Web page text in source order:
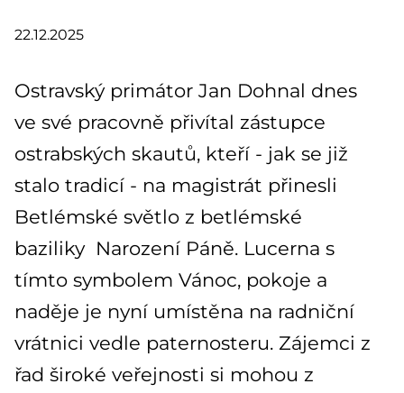
22.12.2025
Ostravský primátor Jan Dohnal dnes
ve své pracovně přivítal zástupce
ostrabských skautů, kteří - jak se již
stalo tradicí - na magistrát přinesli
Betlémské světlo z betlémské
baziliky Narození Páně. Lucerna s
tímto symbolem Vánoc, pokoje a
naděje je nyní umístěna na radniční
vrátnici vedle paternosteru. Zájemci z
řad široké veřejnosti si mohou z